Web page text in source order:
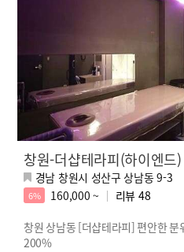
창원-더샵테라피(하이엔드)
경남 창원시 성산구 상남동 9-3
6% 160,000 ~ 리뷰 48
창원 상남동 [더샵테라피] 편안한
200%